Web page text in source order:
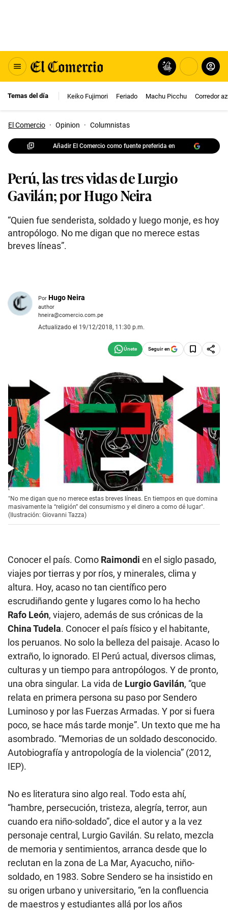
Temas del día Keiko Fujimori Feriado Machu Picchu Corredor
El Comercio · Opinion · Columnistas
Añadir El Comercio como fuente preferida en
Perú, las tres vidas de Lurgio
Gavilán; por Hugo Neira
“Quien fue senderista, soldado y luego monje, es hoy
antropólogo. No me digan que no merece estas
breves líneas”.
Por Hugo Neira
author
hneira@comercio.com.pe
Actualizado el 19/12/2018, 11:30 p.m.
Seguir en
"No me digan que no merece estas breves líneas. En tiempos en que domina
masivamente la “religión” del consumismo y el dinero a como dé lugar".
(Ilustración: Giovanni Tazza)
Conocer el país. Como Raimondi en el siglo pasado,
viajes por tierras y por ríos, y minerales, clima y
altura. Hoy, acaso no tan científico pero
escrudiñando gente y lugares como lo ha hecho
Rafo León, viajero, además de sus crónicas de la
China Tudela. Conocer el país físico y el habitante,
los peruanos. No solo la belleza del paisaje. Acaso lo
extraño, lo ignorado. El Perú actual, diversos climas,
culturas y un tiempo para antropólogos. Y de pronto,
una obra singular. La vida de Lurgio Gavilán, “que
relata en primera persona su paso por Sendero
Luminoso y por las Fuerzas Armadas. Y por si fuera
poco, se hace más tarde monje”. Un texto que me ha
asombrado. “Memorias de un soldado desconocido.
Autobiografía y antropología de la violencia” (2012,
IEP).
No es literatura sino algo real. Todo esta ahí,
“hambre, persecución, tristeza, alegría, terror, aun
cuando era niño-soldado”, dice el autor y a la vez
personaje central, Lurgio Gavilán. Su relato, mezcla
de memoria y sentimientos, arranca desde que lo
reclutan en la zona de La Mar, Ayacucho, niño-
soldado, en 1983. Sobre Sendero se ha insistido en
su origen urbano y universitario, “en la confluencia
de maestros y estudiantes allá por los años